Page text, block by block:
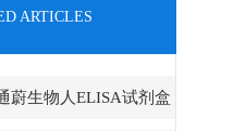
ARTICLES
蔚生物人ELISA试剂盒